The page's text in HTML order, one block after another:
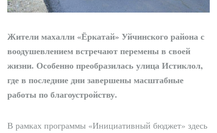
Жители махалли «Ёркатай» Уйчинского района с
воодушевлением встречают перемены в своей
жизни. Особенно преобразилась улица Истиклол,
где в последние дни завершены масштабные
работы по благоустройству.
В рамках программы «Инициативный бюджет» здесь